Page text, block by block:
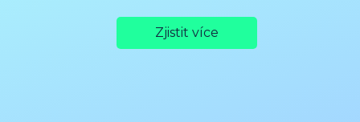
Zjistit více